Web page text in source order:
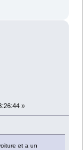
»
et a un